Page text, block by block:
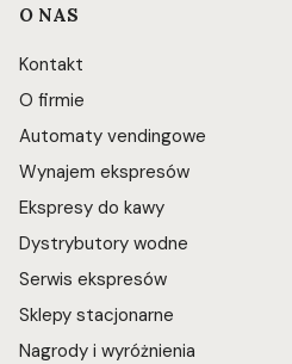
O NAS
Kontakt
O firmie
Automaty vendingowe
Wynajem ekspresów
Ekspresy do kawy
Dystrybutory wodne
Serwis ekspresów
Sklepy stacjonarne
Nagrody i wyróżnienia